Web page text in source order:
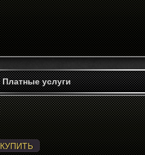
Платные услуги
КУПИТЬ